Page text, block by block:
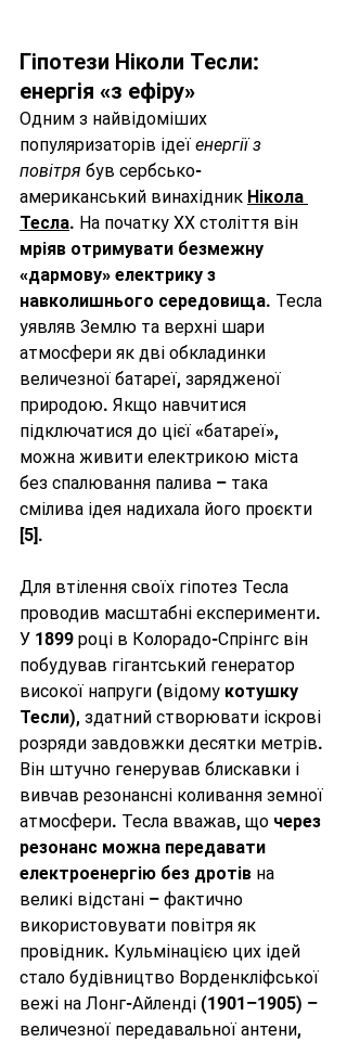
Гіпотези Ніколи Тесли:
енергія «з ефіру»
Одним з найвідоміших
популяризаторів ідеї енергії з
повітря був сербсько-
американський винахідник Нікола
Тесла. На початку ХХ століття він
мріяв отримувати безмежну
«дармову» електрику з
навколишнього середовища. Тесла
уявляв Землю та верхні шари
атмосфери як дві обкладинки
величезної батареї, зарядженої
природою. Якщо навчитися
підключатися до цієї «батареї»,
можна живити електрикою міста
без спалювання палива – така
смілива ідея надихала його проєкти
[5].
Для втілення своїх гіпотез Тесла
проводив масштабні експерименти.
У 1899 році в Колорадо-Спрінгс він
побудував гігантський генератор
високої напруги (відому котушку
Тесли), здатний створювати іскрові
розряди завдовжки десятки метрів.
Він штучно генерував блискавки і
вивчав резонансні коливання земної
атмосфери. Тесла вважав, що через
резонанс можна передавати
електроенергію без дротів на
великі відстані – фактично
використовувати повітря як
провідник. Кульмінацією цих ідей
стало будівництво Ворденкліфської
вежі на Лонг-Айленді (1901–1905) –
величезної передавальної антени,